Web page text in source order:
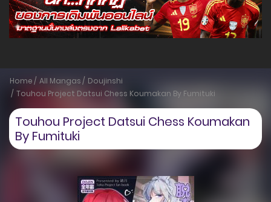
Home All Mangas
Doujinshi
Touhou Project Datsui Chess Koumakan By Fumituki
Touhou Project Datsui Chess Koumakan
By Fumituki